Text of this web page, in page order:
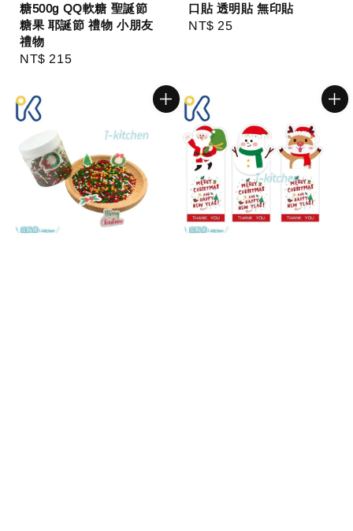
糖500g QQ軟糖 聖誕節
糖果 耶誕節 禮物 小朋友
禮物
Regular
NT$ 215
口貼 透明貼 無印貼
Regular
NT$ 25